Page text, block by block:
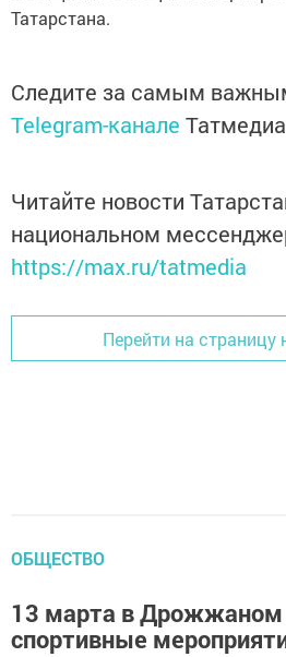
Татарстана.
Следите за самым
Telegram-канале Татмедиа
Читайте новости
национальном
https://max.ru/tatmedia
Перейти на страницу
ОБЩЕСТВО
13 марта в Дрожжаном
спортивные